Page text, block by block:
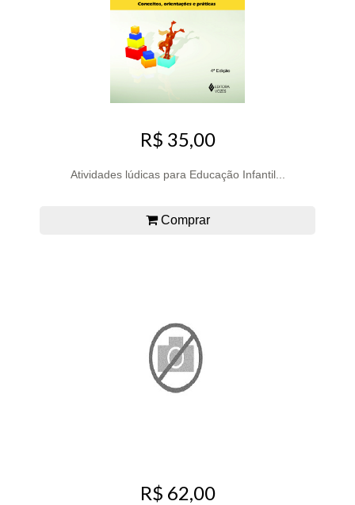
R$ 35,00
Atividades lúdicas para Educação Infantil...
Comprar
R$ 62,00